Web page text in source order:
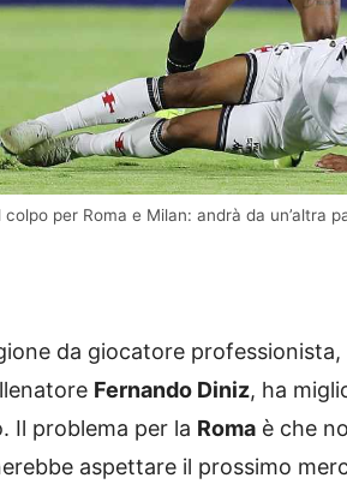
per Roma e Milan: andrà da un’altra
da giocatore
Fernando Diniz, ha
Il problema per la Roma è che
aspettare il prossimo